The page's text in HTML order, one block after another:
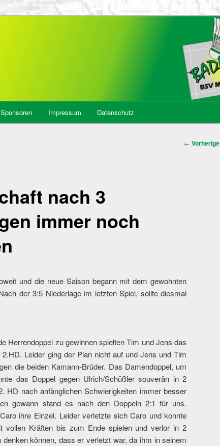
Sponsoren Impressum Datenschutz
Beitrags-
← Vorherige
nach 3
immer noch
und die neue Saison begann mit dem gewohnten
der 3:5 Niederlage im letzten Spiel, sollte diesmal
Herrendoppel zu gewinnen spielten Tim und Jens das
Leider ging der Plan nicht auf und Jens und Tim
die beiden Kamann-Brüder. Das Damendoppel, um
das Doppel gegen Ulrich/Schüßler souverän in 2
HD nach anfänglichen Schwierigkeiten immer besser
gewann stand es nach den Doppeln 2:1 für uns.
ihre Einzel. Leider verletzte sich Caro und konnte
vollen Kräften bis zum Ende spielen und verlor in 2
können, dass er verletzt war, da ihm in seinem